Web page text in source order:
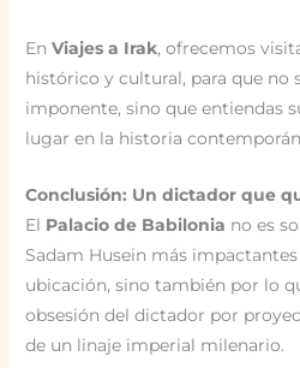
EnViajes a Irak, ofrecemos
histórico y cultural, para que no
imponente, sino que entiendas
lugar en la historia
Conclusión: Un dictador que
El Palacio de Babilonia no es
Sadam Husein más
ubicación, sino también por lo
obsesión del dictador por
de un linaje imperial milenario.